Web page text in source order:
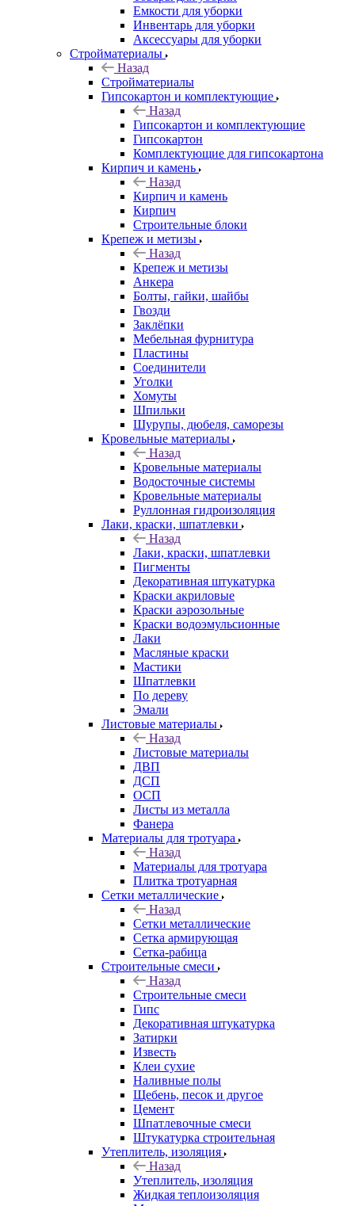
Емкости для уборки
Инвентарь для уборки
Аксессуары для уборки
Стройматериалы
Назад
Стройматериалы
Гипсокартон и комплектующие
Назад
Гипсокартон и комплектующие
Гипсокартон
Комплектующие для гипсокартона
Кирпич и камень
Назад
Кирпич и камень
Кирпич
Строительные блоки
Крепеж и метизы
Назад
Крепеж и метизы
Анкера
Болты, гайки, шайбы
Гвозди
Заклёпки
Мебельная фурнитура
Пластины
Соединители
Уголки
Хомуты
Шпильки
Шурупы, дюбеля, саморезы
Кровельные материалы
Назад
Кровельные материалы
Водосточные системы
Кровельные материалы
Руллонная гидроизоляция
Лаки, краски, шпатлевки
Назад
Лаки, краски, шпатлевки
Пигменты
Декоративная штукатурка
Краски акриловые
Краски аэрозольные
Краски водоэмульсионные
Лаки
Масляные краски
Мастики
Шпатлевки
По дереву
Эмали
Листовые материалы
Назад
Листовые материалы
ДВП
ДСП
ОСП
Листы из металла
Фанера
Материалы для тротуара
Назад
Материалы для тротуара
Плитка тротуарная
Сетки металлические
Назад
Сетки металлические
Сетка армирующая
Сетка-рабица
Строительные смеси
Назад
Строительные смеси
Гипс
Декоративная штукатурка
Затирки
Известь
Клеи сухие
Наливные полы
Щебень, песок и другое
Цемент
Шпатлевочные смеси
Штукатурка строительная
Утеплитель, изоляция
Назад
Утеплитель, изоляция
Жидкая теплоизоляция